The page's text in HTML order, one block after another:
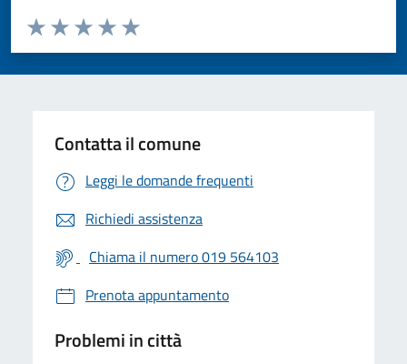
Valuta da 1 a 5 stelle la pagina
Valuta 5 stelle su 5
Valuta 4 stelle su 5
Valuta 3 stelle su 5
Valuta 2 stelle su 5
Valuta 1 stelle su 5
Contatta il comune
Leggi le domande frequenti
Richiedi assistenza
Chiama il numero 019 564103
Prenota appuntamento
Problemi in città